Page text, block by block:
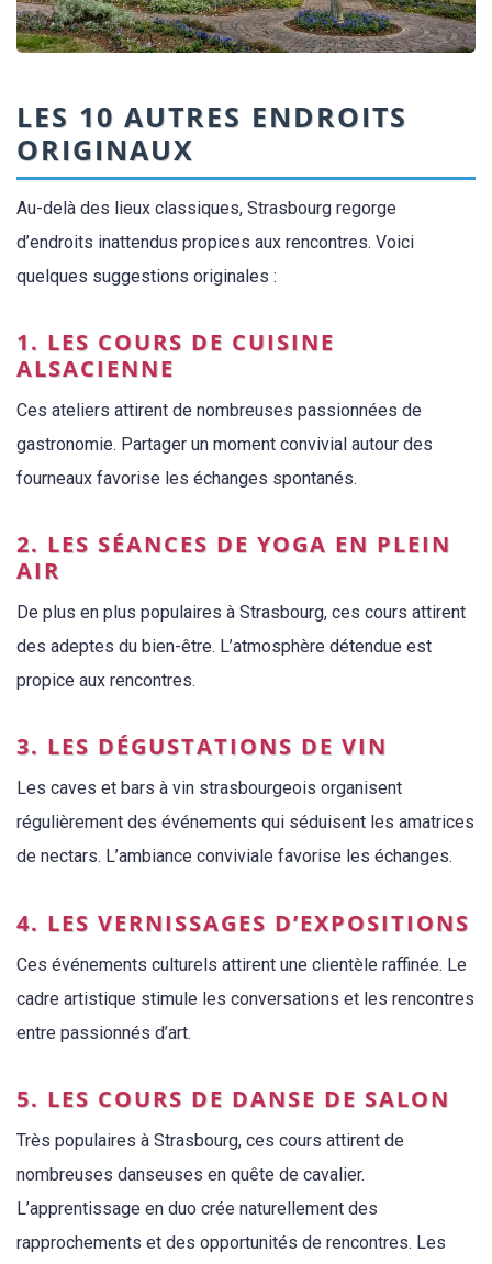
LES 10 AUTRES ENDROITS
ORIGINAUX
Au-delà des lieux classiques, Strasbourg regorge
d’endroits inattendus propices aux rencontres. Voici
quelques suggestions originales :
1. LES COURS DE CUISINE
ALSACIENNE
Ces ateliers attirent de nombreuses passionnées de
gastronomie. Partager un moment convivial autour des
fourneaux favorise les échanges spontanés.
2. LES SÉANCES DE YOGA EN PLEIN
AIR
De plus en plus populaires à Strasbourg, ces cours attirent
des adeptes du bien-être. L’atmosphère détendue est
propice aux rencontres.
3. LES DÉGUSTATIONS DE VIN
Les caves et bars à vin strasbourgeois organisent
régulièrement des événements qui séduisent les amatrices
de nectars. L’ambiance conviviale favorise les échanges.
4. LES VERNISSAGES D’EXPOSITIONS
Ces événements culturels attirent une clientèle raffinée. Le
cadre artistique stimule les conversations et les rencontres
entre passionnés d’art.
5. LES COURS DE DANSE DE SALON
Très populaires à Strasbourg, ces cours attirent de
nombreuses danseuses en quête de cavalier.
L’apprentissage en duo crée naturellement des
rapprochements et des opportunités de rencontres. Les